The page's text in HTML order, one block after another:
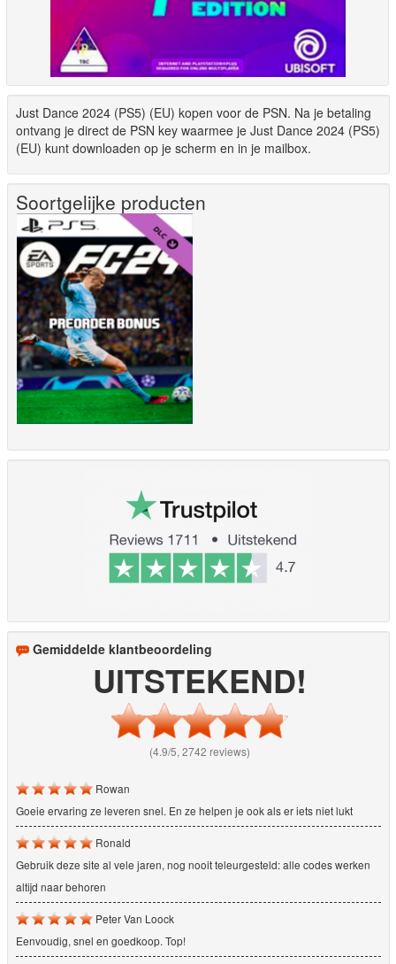
Just Dance 2024 (PS5) (EU) kopen voor de PSN. Na je betaling
ontvang je direct de PSN key waarmee je Just Dance 2024 (PS5)
(EU) kunt downloaden op je scherm en in je mailbox.
Soortgelijke producten
Gemiddelde klantbeoordeling
UITSTEKEND!
(4.9/5, 2742 reviews)
Rowan
Goeie ervaring ze leveren snel. En ze helpen je ook als er iets niet lukt
Ronald
Gebruik deze site al vele jaren, nog nooit teleurgesteld: alle codes werken
altijd naar behoren
Peter Van Loock
Eenvoudig, snel en goedkoop. Top!